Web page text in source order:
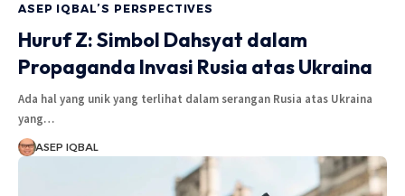
ASEP IQBAL’S PERSPECTIVES
Huruf Z: Simbol Dahsyat dalam
Propaganda Invasi Rusia atas Ukraina
Ada hal yang unik yang terlihat dalam serangan Rusia atas Ukraina
yang…
ASEP IQBAL